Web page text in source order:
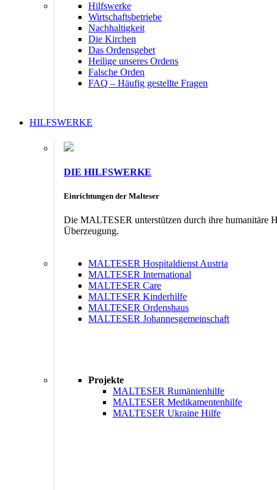
Hilfswerke
Wirtschaftsbetriebe
Nachhaltigkeit
Die Kirchen
Das Ordensgebet
Heilige unseres Ordens
Falsche Orden
FAQ – Häufig gestellte Fragen
HILFSWERKE
DIE HILFSWERKE
Einrichtungen der Malteser
Die MALTESER unterstützen durch ihre humanitäre
Überzeugung.
MALTESER Hospitaldienst Austria
MALTESER International
MALTESER Care
MALTESER Kinderhilfe
MALTESER Ordenshaus
MALTESER Johannesgemeinschaft
Projekte
MALTESER Rumänienhilfe
MALTESER Medikamentenhilfe
MALTESER Ukraine Hilfe